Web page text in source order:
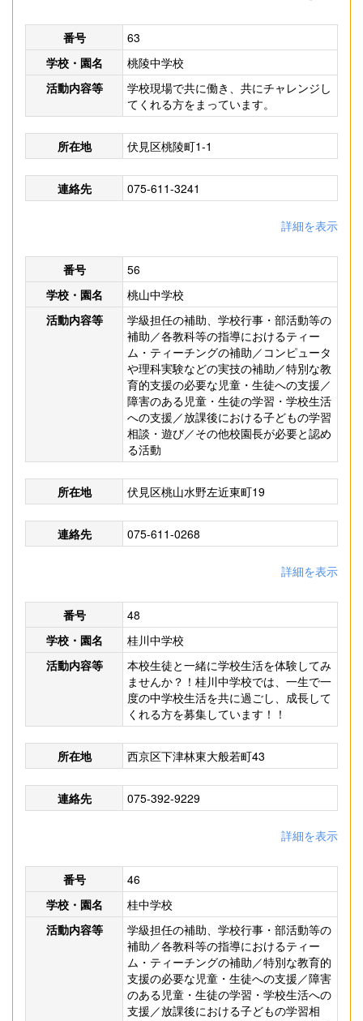
番号
63
学校・園名
桃陵中学校
活動内容等
学校現場で共に働き、共にチャレンジし
てくれる方をまっています。
所在地 伏見区桃陵町1-1
連絡先 075-611-3241
詳細を表示
番号
56
学校・園名
桃山中学校
活動内容等
学級担任の補助、学校行事・部活動等の
補助／各教科等の指導におけるティー
ム・ティーチングの補助／コンピュータ
や理科実験などの実技の補助／特別な教
育的支援の必要な児童・生徒への支援／
障害のある児童・生徒の学習・学校生活
への支援／放課後における子どもの学習
相談・遊び／その他校園長が必要と認め
る活動
所在地 伏見区桃山水野左近東町19
連絡先 075-611-0268
詳細を表示
番号
48
学校・園名
桂川中学校
活動内容等
本校生徒と一緒に学校生活を体験してみ
ませんか？！桂川中学校では、一生で一
度の中学校生活を共に過ごし、成長して
くれる方を募集しています！！
所在地 西京区下津林東大般若町43
連絡先 075-392-9229
詳細を表示
番号
46
学校・園名
桂中学校
活動内容等
学級担任の補助、学校行事・部活動等の
補助／各教科等の指導におけるティー
ム・ティーチングの補助／特別な教育的
支援の必要な児童・生徒への支援／障害
のある児童・生徒の学習・学校生活への
支援／放課後における子どもの学習相